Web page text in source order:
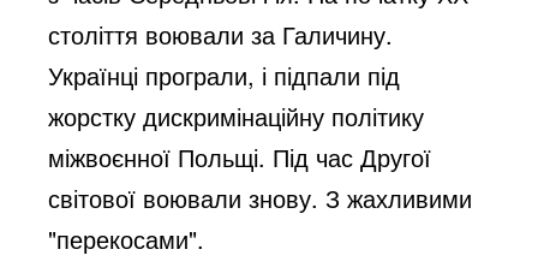
століття воювали за Галичину.
Українці програли, і підпали під
жорстку дискримінаційну політику
міжвоєнної Польщі. Під час Другої
світової воювали знову. З жахливими
"перекосами".